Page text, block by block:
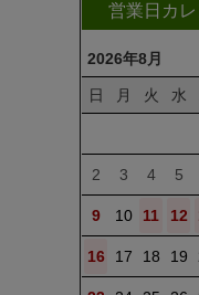
営業日カ
2026年8月
日 月 火 水
2 3 4 5
9 10 11 12
16 17 18 19